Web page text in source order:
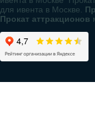
для ивента в Москве.
Прокат аттракционов